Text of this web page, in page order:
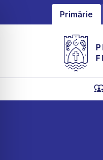
Primărie